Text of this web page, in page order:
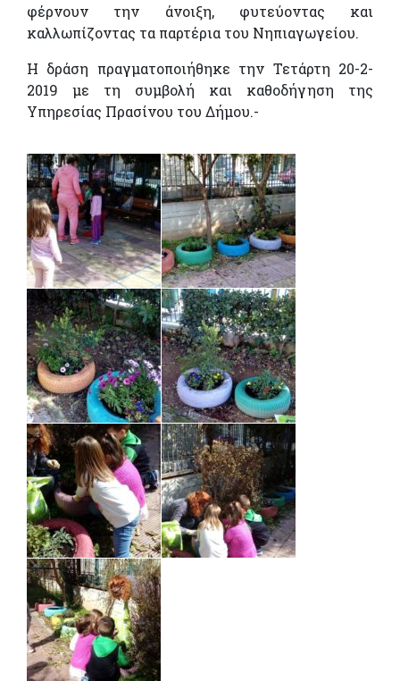
φέρνουν την άνοιξη, φυτεύοντας και
καλλωπίζοντας τα παρτέρια του Νηπιαγωγείου.
Η δράση πραγματοποιήθηκε την Τετάρτη 20-2-
2019 με τη συμβολή και καθοδήγηση της
Υπηρεσίας Πρασίνου του Δήμου.-